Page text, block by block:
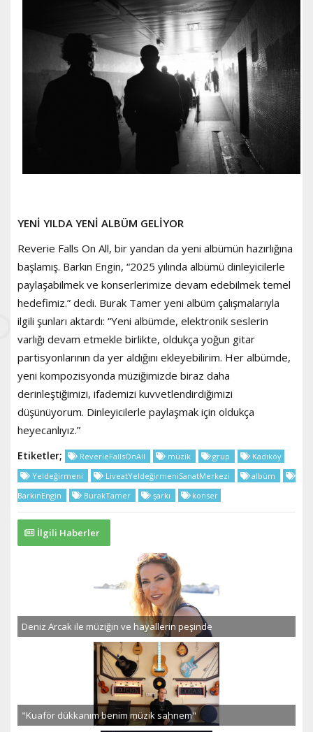
YENİ YILDA YENİ ALBÜM GELİYOR
Reverie Falls On All, bir yandan da yeni albümün hazırlığına
başlamış. Barkın Engin, “2025 yılında albümü dinleyicilerle
paylaşabilmek ve konserlerimize devam edebilmek temel
hedefimiz.” dedi. Burak Tamer yeni albüm çalışmalarıyla
ilgili şunları aktardı: “Yeni albümde, elektronik seslerin
varlığı devam etmekle birlikte, oldukça yoğun gitar
partisyonlarının da yer aldığını ekleyebilirim. Her albümde,
yeni kompozisyonda müziğimizde biraz daha
derinleştiğimizi, ifademizi kuvvetlendirdiğimizi
düşünüyorum. Dinleyicilerle paylaşmak için oldukça
heyecanlıyız.”
Etiketler; ReverieFallsOnAll müzik grup
Kadıköy
Yeldeğirmeni
LiveatYeldeğirmeniSanatMerkezi
albüm
BarkınEngin
BurakTamer şarkı konser
İlgili Haberler
Deniz Arcak ile müziğin ve hayallerin peşinde
"Kuaför dükkanım benim müzik sahnem"